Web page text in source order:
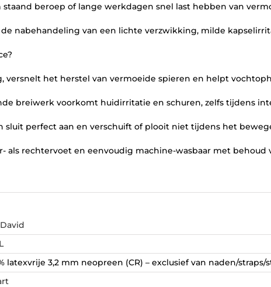
beroep of lange werkdagen snel last hebben van
nabehandeling van een lichte verzwikking, milde
versnelt het herstel van vermoeide spieren en helpt
breiwerk voorkomt huidirritatie en schuren, zelfs tijdens
sluit perfect aan en verschuift of plooit niet tijdens het
als rechtervoet en eenvoudig machine-wasbaar met behoud
latexvrije 3,2 mm neopreen (CR) – exclusief van naden/straps/